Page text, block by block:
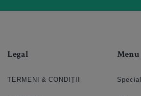
Legal
TERMENI & CONDIȚII
Menu
Special